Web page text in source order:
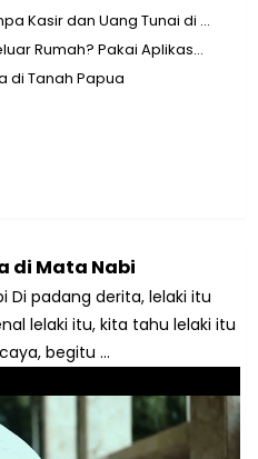
Kasir dan Uang Tunai di ...
Rumah? Pakai Aplikas...
di Tanah Papua
di Mata Nabi
Di padang derita, lelaki itu
lelaki itu, kita tahu lelaki itu
begitu ...